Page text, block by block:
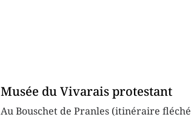
Musée du Vivarais protestant
Au Bouschet de Pranles (itinéraire